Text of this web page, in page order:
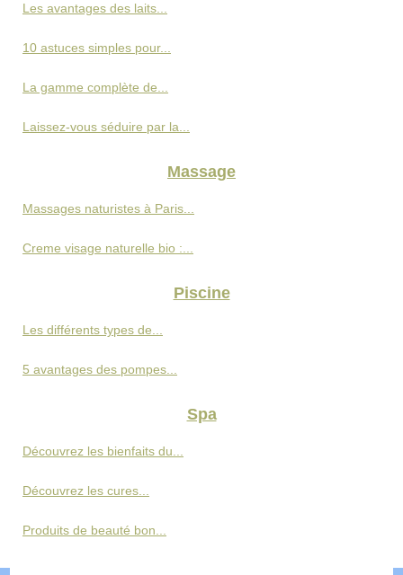
Les avantages des laits...
10 astuces simples pour...
La gamme complète de...
Laissez-vous séduire par la...
Massage
Massages naturistes à Paris...
Creme visage naturelle bio :...
Piscine
Les différents types de...
5 avantages des pompes...
Spa
Découvrez les bienfaits du...
Découvrez les cures...
Produits de beauté bon...